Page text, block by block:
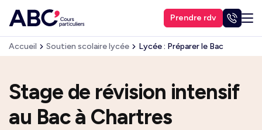
Prendre rdv
Accueil Soutien scolaire lycée Lycée : Préparer le Bac
Stage de révision intensif
au Bac à Chartres